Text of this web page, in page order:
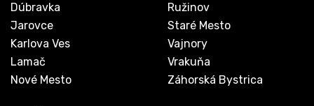
Dúbravka
Jarovce
Karlova Ves
Lamač
Nové Mesto
Ružinov
Staré Mesto
Vajnory
Vrakuňa
Záhorská Bystrica